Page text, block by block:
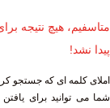
متاسفیم، هیچ نتیجه
پیدا نشد!
املای کلمه ای که جستجو
شما می توانید برای